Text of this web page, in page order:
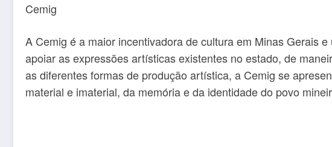
Cemig
A Cemig é a maior incentivadora de cultura em Minas Gerais
apoiar as expressões artísticas existentes no estado, de
as diferentes formas de produção artística, a Cemig se
material e imaterial, da memória e da identidade do povo